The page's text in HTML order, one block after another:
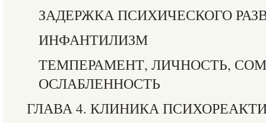
ЗАДЕРЖКА ПСИХИЧЕСКОГО
ИНФАНТИЛИЗМ
ТЕМПЕРАМЕНТ, ЛИЧНОСТЬ,
ОСЛАБЛЕННОСТЬ
ГЛАВА 4. КЛИНИКА